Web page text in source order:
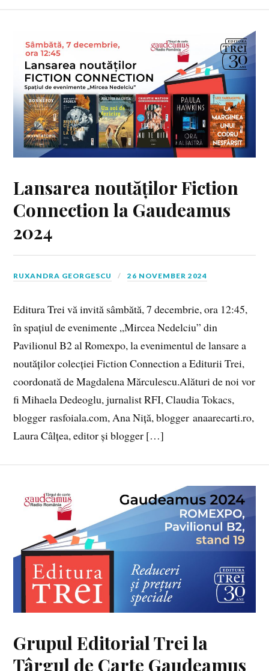
Lansarea noutăților Fiction
Connection la Gaudeamus
2024
RUXANDRA GEORGESCU 26 NOVEMBER 2024
Editura Trei vă invită sâmbătă, 7 decembrie, ora 12:45,
în spațiul de evenimente „Mircea Nedelciu” din
Pavilionul B2 al Romexpo, la evenimentul de lansare a
noutăților colecției Fiction Connection a Editurii Trei,
coordonată de Magdalena Mărculescu.Alături de noi vor
fi Mihaela Dedeoglu, jurnalist RFI, Claudia Tokacs,
blogger rasfoiala.com, Ana Niță, blogger anaarecarti.ro,
Laura Câlțea, editor și blogger […]
Grupul Editorial Trei la
Târgul de Carte Gaudeamus